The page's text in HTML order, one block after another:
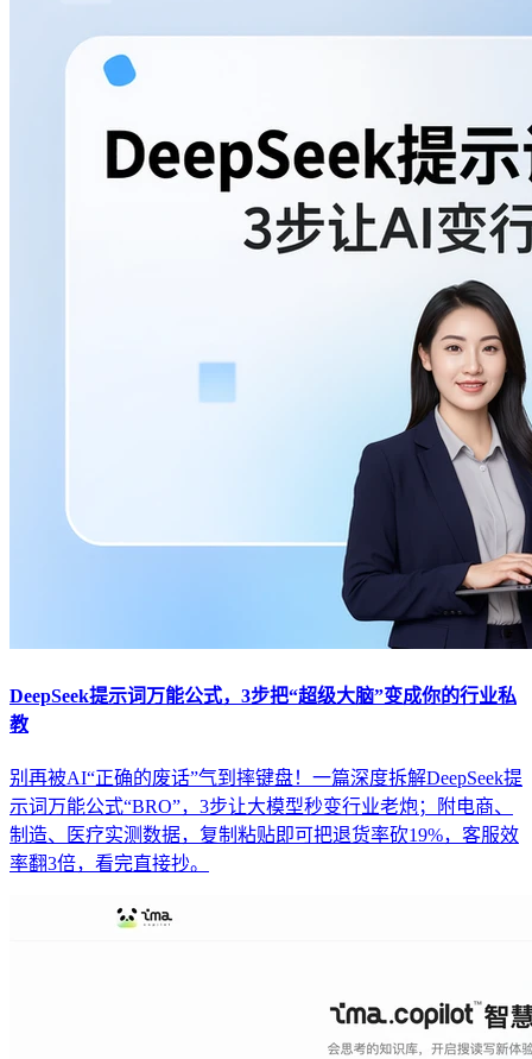
DeepSeek提示词万能公式，3步把“超级大脑”变成你的行业私
教
别再被AI“正确的废话”气到摔键盘！一篇深度拆解DeepSeek提
示词万能公式“BRO”，3步让大模型秒变行业老炮；附电商、
制造、医疗实测数据，复制粘贴即可把退货率砍19%，客服效
率翻3倍，看完直接抄。